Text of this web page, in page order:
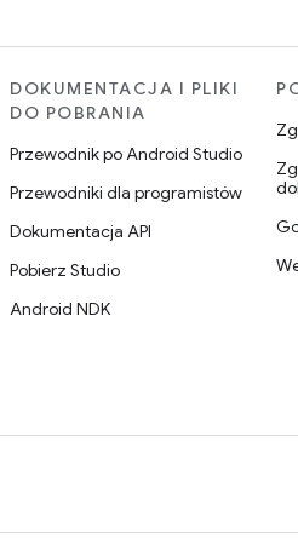
DOKUMENTACJA I PLIKI
DO POBRANIA
Przewodnik po Android Studio
Przewodniki dla programistów
Dokumentacja API
Pobierz Studio
Android NDK